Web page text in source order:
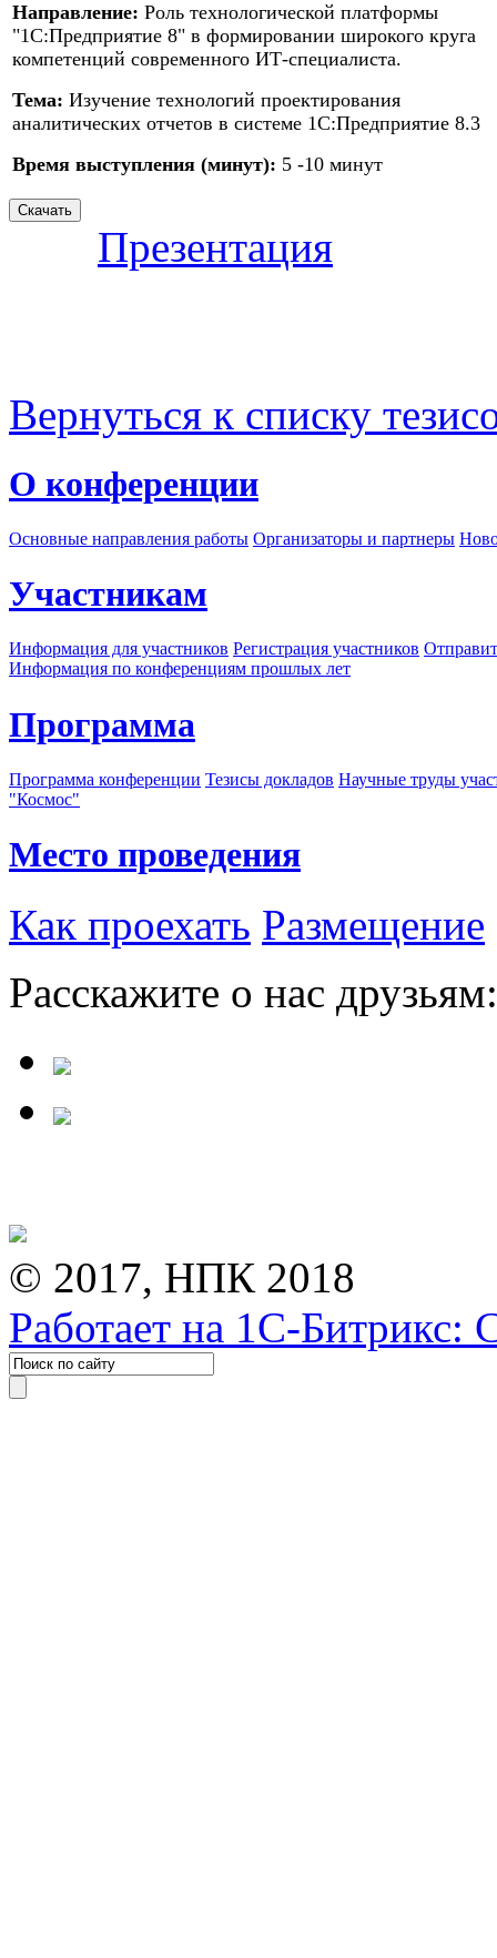
Направление: Роль технологической платформы
"1С:Предприятие 8" в формировании широкого круга
компетенций современного ИТ-специалиста.
Тема: Изучение технологий проектирования
аналитических отчетов в системе 1С:Предприятие 8.3
Время выступления (минут): 5 -10 минут
Презентация
Вернуться к списку
О конференции
Основные направления работы Организаторы и партнеры
Участникам
Информация для участников Регистрация участников
Информация по конференциям прошлых лет
Программа
Программа конференции Тезисы докладов Научные труды
"Космос"
Место проведения
Как проехать Размещение
Расскажите о нас друзьям:
© 2017, НПК 2018
Работает на 1С-Битрикс: